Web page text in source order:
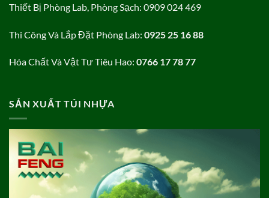
Thiết Bị Phòng Lab, Phòng Sạch: 0909 024 469
Thi Công Và Lắp Đặt Phòng Lab: 0925 25 16 88
Hóa Chất Và Vật Tư Tiêu Hao: 0766 17 78 77
SẢN XUẤT TÚI NHỰA